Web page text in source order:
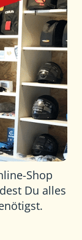
Shop
Du alles